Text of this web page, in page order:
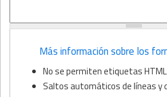
Más información sobre los
No se permiten etiquetas
Saltos automáticos de líneas y